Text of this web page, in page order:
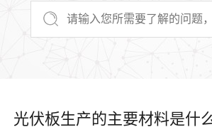
光伏板生产的主要材料是什么